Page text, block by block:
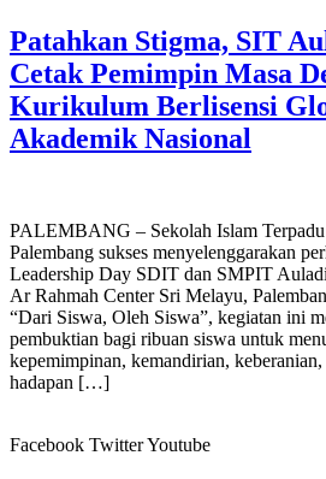
Patahkan Stigma, SIT
Cetak Pemimpin Masa
Kurikulum Berlisensi
Akademik Nasional
PALEMBANG – Sekolah Islam
Palembang sukses menyelenggarakan
Leadership Day SDIT dan SMPIT
Ar Rahmah Center Sri Melayu,
“Dari Siswa, Oleh Siswa”, kegiatan ini
pembuktian bagi ribuan siswa untuk
kepemimpinan, kemandirian,
hadapan […]
Facebook TwitterYoutube